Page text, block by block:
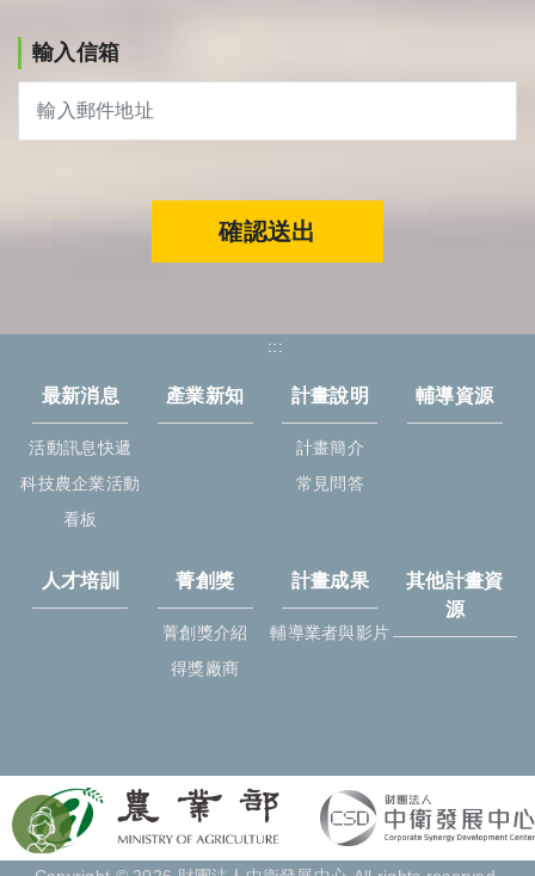
輸入信箱
確認送出
:::
最新消息
活動訊息快遞
科技農企業活動
看板
產業新知 計畫說明
計畫簡介
常見問答
輔導資源
人才培訓 菁創獎
菁創獎介紹
得獎廠商
計畫成果
輔導業者與影片
其他計畫資
源